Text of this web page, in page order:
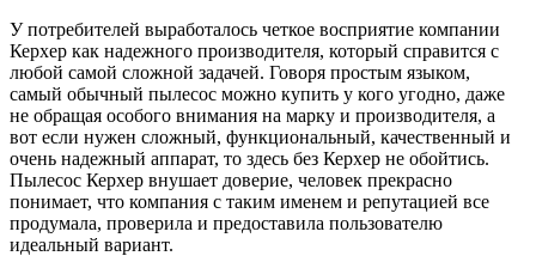
У потребителей выработалось четкое восприятие компании
Керхер как надежного производителя, который справится с
любой самой сложной задачей. Говоря простым языком,
самый обычный пылесос можно купить у кого угодно, даже
не обращая особого внимания на марку и производителя, а
вот если нужен сложный, функциональный, качественный и
очень надежный аппарат, то здесь без Керхер не обойтись.
Пылесос Керхер внушает доверие, человек прекрасно
понимает, что компания с таким именем и репутацией все
продумала, проверила и предоставила пользователю
идеальный вариант.